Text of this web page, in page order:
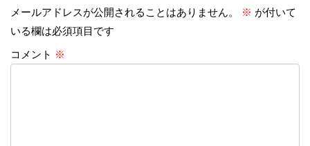
メールアドレスが公開されることはありません。 ※ が付いて
いる欄は必須項目です
コメント ※